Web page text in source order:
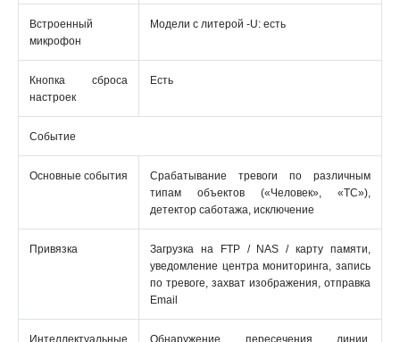
Встроенный
микрофон
Модели с литерой -U: есть
Кнопка сброса
настроек
Есть
Событие
Основные события
Срабатывание тревоги по различным
типам объектов («Человек», «ТС»),
детектор саботажа, исключение
Привязка
Загрузка на FTP / NAS / карту памяти,
уведомление центра мониторинга, запись
по тревоге, захват изображения, отправка
Email
Интеллектуальные
Обнаружение пересечения линии,